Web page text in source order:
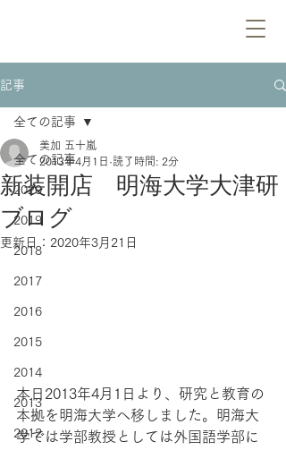
記事
全ての記事
2020
2019
2018
2017
2016
2015
2014
2013
2012
全ての記事
新装開店 明海大学大津研
ブログ
美加 五十嵐
2013年4月1日 読了時間: 2分
更新日： 2020年3月21日
本日2013年4月1日より、研究と教育の
本拠を明海大学へ移しました。明海大
学では学部教授としては外国語学部に